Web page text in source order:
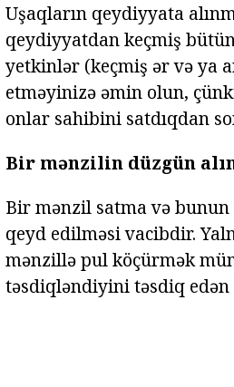
Uşaqların qeydiyyata
qeydiyyatdan keçmiş
yetkinlər (keçmiş ər və ya
etməyinizə əmin olun,
onlar sahibini satdıqdan
Bir mənzilin düzgün
Bir mənzil satma və
qeyd edilməsi vacibdir.
mənzillə pul köçürmək
təsdiqləndiyini təsdiq edən